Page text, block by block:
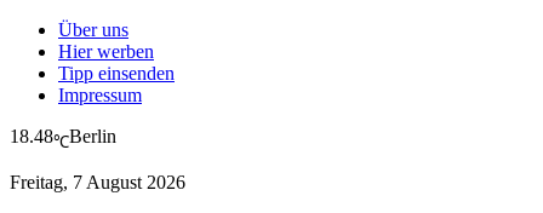
Über uns
Hier werben
Tipp einsenden
Impressum
18.48℃Berlin
Freitag, 7 August 2026